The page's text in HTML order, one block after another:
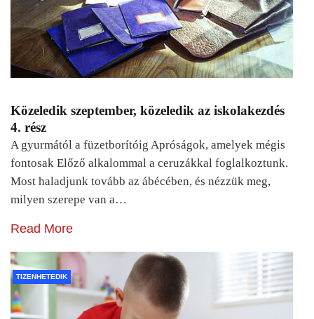
Közeledik szeptember, közeledik az iskolakezdés
4. rész
A gyurmától a füzetborítóig Apróságok, amelyek mégis
fontosak Előző alkalommal a ceruzákkal foglalkoztunk.
Most haladjunk tovább az ábécében, és nézzük meg,
milyen szerepe van a…
Read More
TIZENHETEDIK